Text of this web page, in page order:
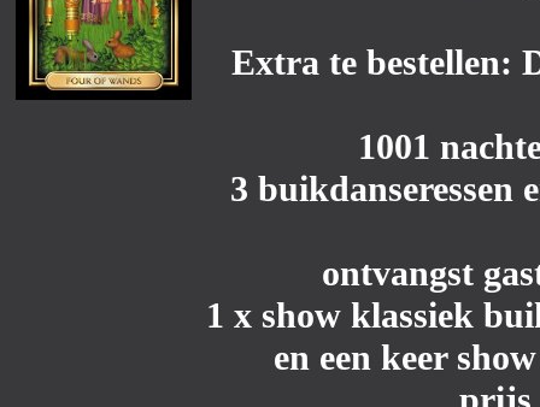
Extra te bestellen:
1001
3 buikdanseressen
ontvangst
1 x show klassiek
en een keer